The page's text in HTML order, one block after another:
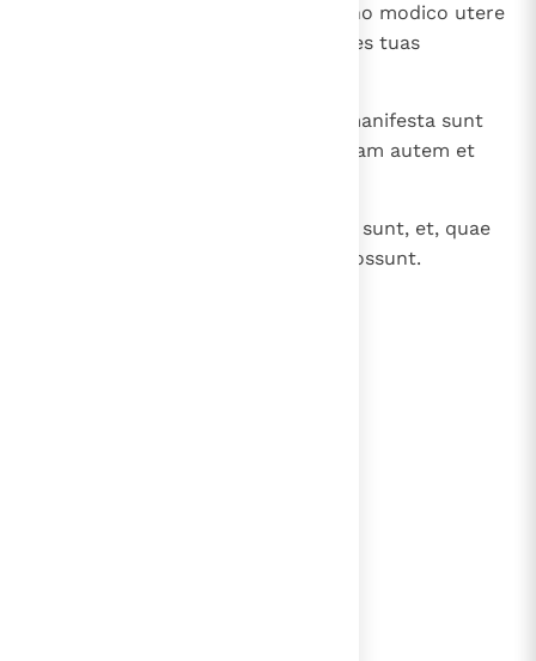
Noli adhuc aquam bibere, sed vino modico utere
propter stomachum et frequentes tuas
Quorundam hominum peccata manifesta sunt
praecedentia ad iudicium, quosdam autem et
similiter et facta bona manifesta sunt, et, quae
aliter se habent, abscondi non possunt.